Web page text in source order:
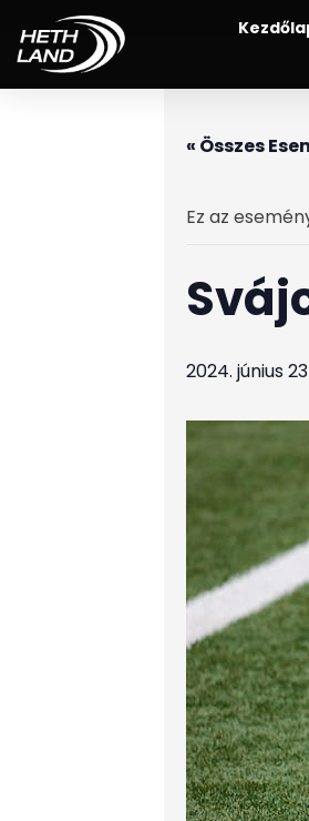
« Összes
Ez az
2024. június